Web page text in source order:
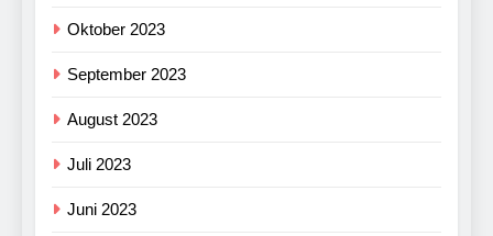
Oktober 2023
September 2023
August 2023
Juli 2023
Juni 2023